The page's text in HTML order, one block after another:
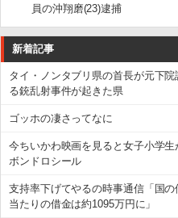
員の沖翔磨(23)逮捕
新着記事
タイ・ノンタブリ県の首長が元下
る銃乱射事件が起きた県
ゴッホの凄さってなに
今ちいかわ映画を見ると女子小学
ボンドロシール
支持率下げてやるの時事通信「国
当たりの借金は約1095万円に」